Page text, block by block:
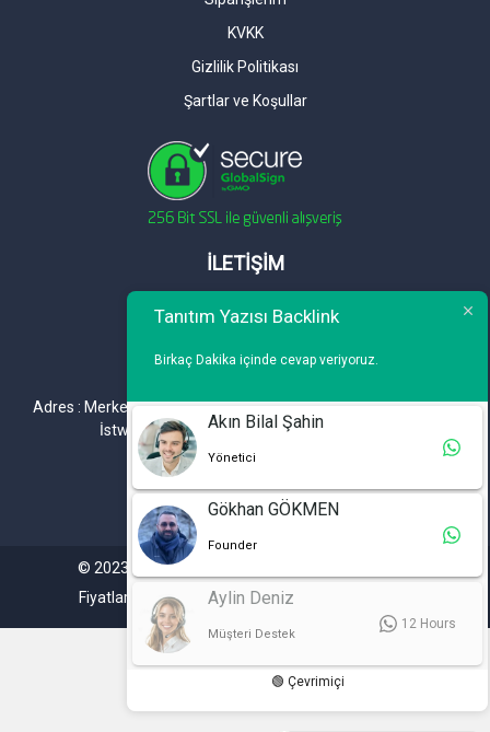
KVKK
Gizlilik Politikası
Şartlar ve Koşullar
İLETİŞİM
info@tanitimyazisi.com.tr
Adres : Merkez Mh. DeğirmenBahçe Cd. A1 A Blok D : 19 Kat :1
İstwest Rezidans Bahçelievler / İSTANBUL
© 2023. Tüm hakları saklıdır. Tanitimyazisi.com.tr
Fiyatlarımıza %20 KDV Dahil Değildir.
Tanıtım Yazısı Backlink
Birkaç Dakika içinde cevap veriyoruz.
Aylin Deniz
Müşteri Destek
12 Hours
Akın Bilal Şahin
Yönetici
Gökhan GÖKMEN
Founder
🟢 Çevrimiçi
Mytechtalky.com Tanıtım Yazısı